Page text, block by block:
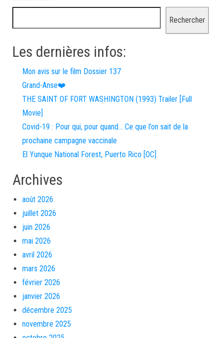
Rechercher
Les dernières infos:
Mon avis sur le film Dossier 137
Grand-Anse❤️
THE SAINT OF FORT WASHINGTON (1993) Trailer [Full
Movie]
Covid-19 : Pour qui, pour quand… Ce que l’on sait de la
prochaine campagne vaccinale
El Yunque National Forest, Puerto Rico [OC]
Archives
août 2026
juillet 2026
juin 2026
mai 2026
avril 2026
mars 2026
février 2026
janvier 2026
décembre 2025
novembre 2025